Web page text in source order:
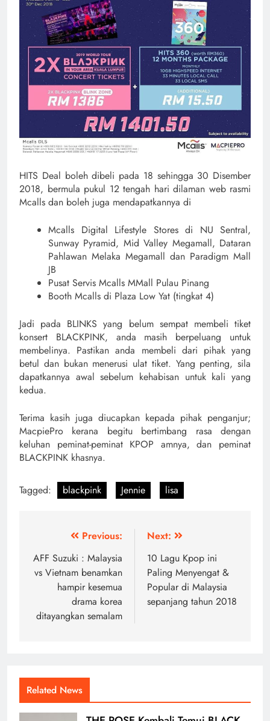
HITS Deal boleh dibeli pada 18 sehingga 30 Disember
2018, bermula pukul 12 tengah hari dilaman web rasmi
Mcalls dan boleh juga mendapatkannya di
Mcalls Digital Lifestyle Stores di NU Sentral,
Sunway Pyramid, Mid Valley Megamall, Dataran
Pahlawan Melaka Megamall dan Paradigm Mall
JB
Pusat Servis Mcalls MMall Pulau Pinang
Booth Mcalls di Plaza Low Yat (tingkat 4)
Jadi pada BLINKS yang belum sempat membeli tiket
konsert BLACKPINK, anda masih berpeluang untuk
membelinya. Pastikan anda membeli dari pihak yang
betul dan bukan menerusi ulat tiket. Yang penting, sila
dapatkannya awal sebelum kehabisan untuk kali yang
kedua.
Terima kasih juga diucapkan kepada pihak penganjur;
MacpiePro kerana begitu bertimbang rasa dengan
keluhan peminat-peminat KPOP amnya, dan peminat
BLACKPINK khasnya.
Tagged: blackpink Jennie lisa
navigation
Previous:
AFF Suzuki : Malaysia
vs Vietnam benamkan
hampir kesemua
drama korea
ditayangkan semalam
Next:
10 Lagu Kpop ini
Paling Menyengat &
Popular di Malaysia
sepanjang tahun 2018
Related News